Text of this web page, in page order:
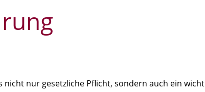
nur gesetzliche Pflicht, sondern auch ein